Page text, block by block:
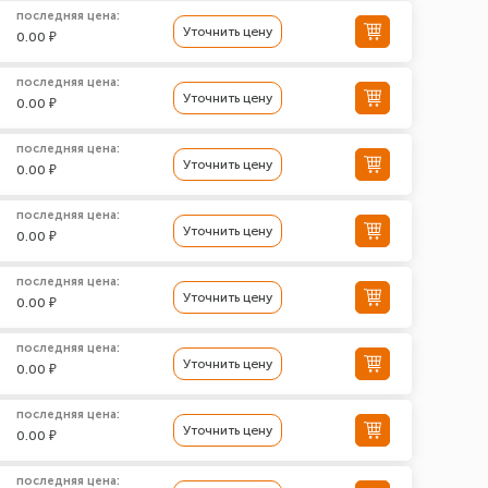
последняя цена:
0.00 ₽ Уточнить цену
последняя цена:
0.00 ₽ Уточнить цену
последняя цена:
0.00 ₽ Уточнить цену
последняя цена:
0.00 ₽ Уточнить цену
последняя цена:
0.00 ₽ Уточнить цену
последняя цена:
0.00 ₽ Уточнить цену
последняя цена:
0.00 ₽ Уточнить цену
последняя цена: